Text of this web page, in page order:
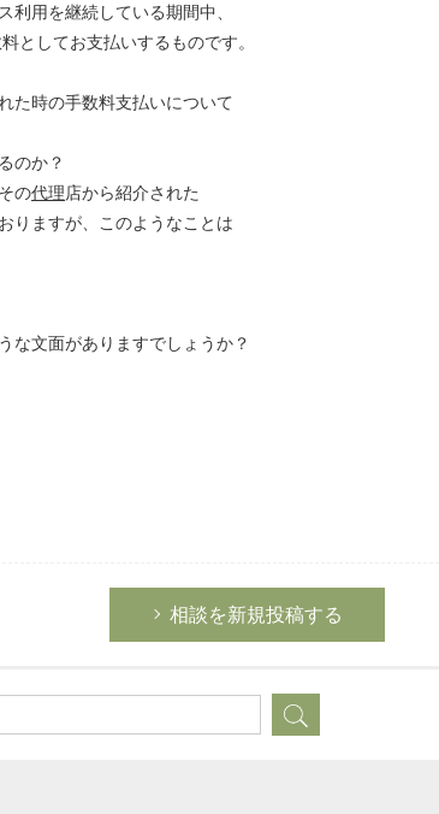
利用を継続している期間中、
としてお支払いするものです。
た時の手数料支払いについて
のか？
の代理店から紹介された
りますが、このようなことは
な文面がありますでしょうか？
相談を新規投稿する